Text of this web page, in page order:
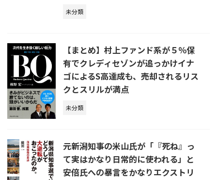
未分類
【まとめ】村上ファンド系が５％保
有でクレディセゾンが追っかけイナ
ゴによるS高達成も、売却されるリス
クとスリルが満点
未分類
元新潟知事の米山氏が「『死ね』っ
て実はかなり日常的に使われる」と
安倍氏への暴言をかなりエクストリ